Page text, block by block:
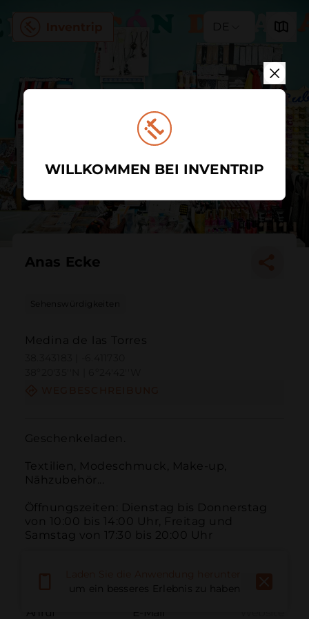
DE
Anas Ecke
Sehenswürdigkeiten
Medina de las Torres
Geschenkeladen.
Textilien, Modeschmuck, Make-up,
Nähzubehör...
Öffnungszeiten: Dienstag bis Donnerstag
von 10:00 bis 14:00 Uhr, Freitag und
Samstag von 17:30 bis 20:00 Uhr
Anruf E-Mail
um ein besseres Erlebnis zu haben
WILLKOMMEN BEI INVENTRIP